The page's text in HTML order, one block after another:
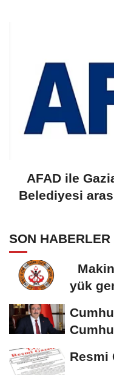
AFAD ile
Belediyesi
SON HABERLER
yük
Resmi